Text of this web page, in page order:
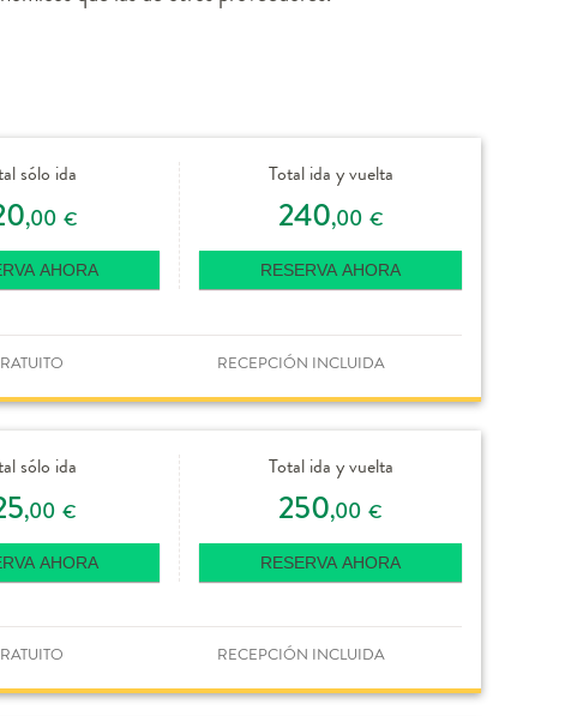
sólo ida
,00 €
AHORA
Total ida y vuelta
240,00 €
RESERVA AHORA
RECEPCIÓN INCLUIDA
sólo ida
,00 €
AHORA
Total ida y vuelta
250,00 €
RESERVA AHORA
RECEPCIÓN INCLUIDA